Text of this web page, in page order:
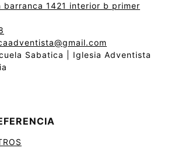
barranca 1421 interior b primer
Sabatica | Iglesia Adventista